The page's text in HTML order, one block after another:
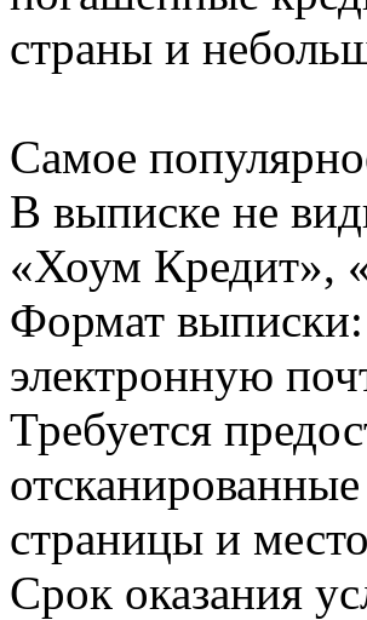
страны и
Самое
В выписке не
«Хоум Кредит»,
Формат выписки:
электронную
Требуется
страницы и
Срок оказания